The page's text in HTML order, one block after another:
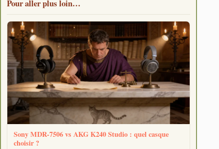
Pour aller plus loin…
Sony MDR-7506 vs AKG K240 Studio : quel casque
choisir ?